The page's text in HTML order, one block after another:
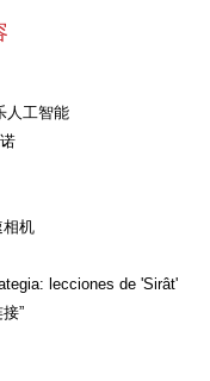
人工智能
相机
lecciones de 'Sirât'
”